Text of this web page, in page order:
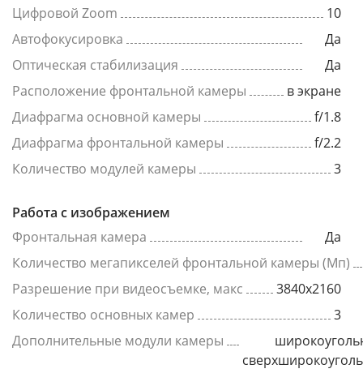
Цифровой Zoom
10
Автофокусировка
Да
Оптическая стабилизация
Да
Расположение фронтальной камеры
в экране
Диафрагма основной камеры
f/1.8
Диафрагма фронтальной камеры
f/2.2
Количество модулей камеры
3
Работа с изображением
Фронтальная камера
Да
Количество мегапикселей фронтальной камеры (Мп)
Разрешение при видеосъемке, макс
3840x2160
Количество основных камер
3
Дополнительные модули камеры